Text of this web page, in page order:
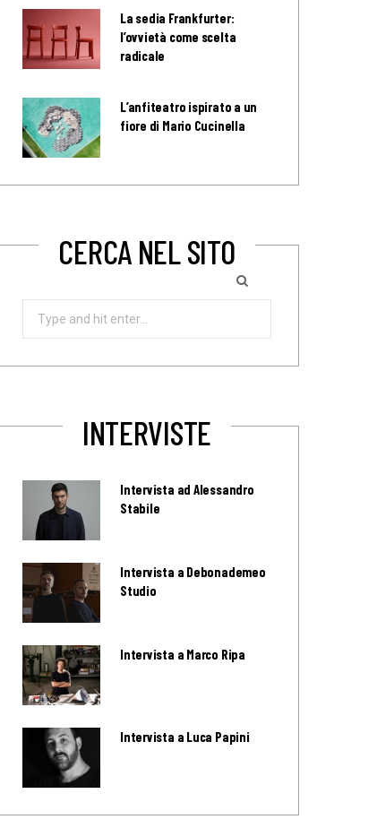
La sedia Frankfurter:
l’ovvietà come scelta
radicale
L’anfiteatro ispirato a un
fiore di Mario Cucinella
CERCA NEL SITO
Search
INTERVISTE
Intervista ad Alessandro
Stabile
Intervista a Debonademeo
Studio
Intervista a Marco Ripa
Intervista a Luca Papini